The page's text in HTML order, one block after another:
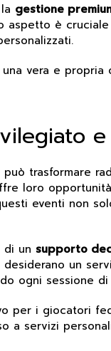
gestione
è
vera e
trasformare
loro
eventi non
di un supporto
un
ogni sessione
per i giocatori
a servizi